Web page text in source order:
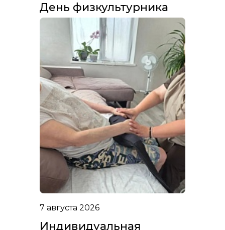
День физкультурника
7 августа 2026
Индивидуальная